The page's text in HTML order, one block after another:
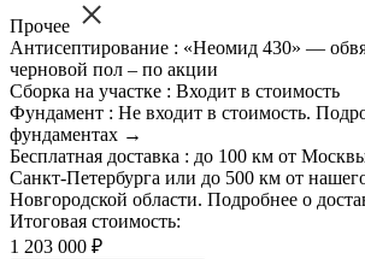
Прочее
Антисептирование : «Неомид 430» —
черновой пол – по акции
Сборка на участке : Входит в стоимость
Фундамент : Не входит в стоимость.
фундаментах →
Бесплатная доставка : до 100 км от
Санкт-Петербурга или до 500 км от
Новгородской области. Подробнее о
Итоговая стоимость:
1 203 000 ₽